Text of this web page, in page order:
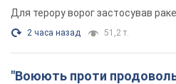
Для терору ворог застосував
2 часа назад 51,2 т.
"Воюють проти